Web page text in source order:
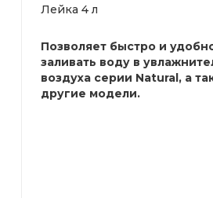
Лейка 4 л
Позволяет быстро и
заливать воду в
воздуха серии Natural, а
другие модели.